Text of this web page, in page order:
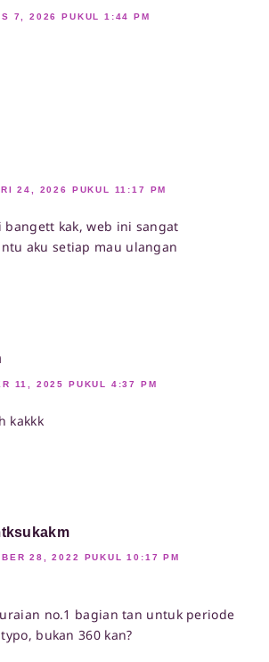
7, 2026 PUKUL 1:44 PM
24, 2026 PUKUL 11:17 PM
bangett kak, web ini sangat
aku setiap mau ulangan
11, 2025 PUKUL 4:37 PM
kakkk
28, 2022 PUKUL 10:17 PM
no.1 bagian tan untuk periode
bukan 360 kan?